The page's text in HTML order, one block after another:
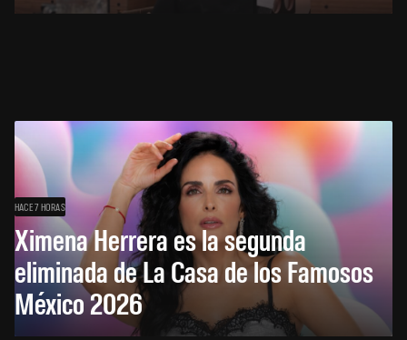
HACE 7 HORAS
Ximena Herrera es la segunda
eliminada de La Casa de los Famosos
México 2026